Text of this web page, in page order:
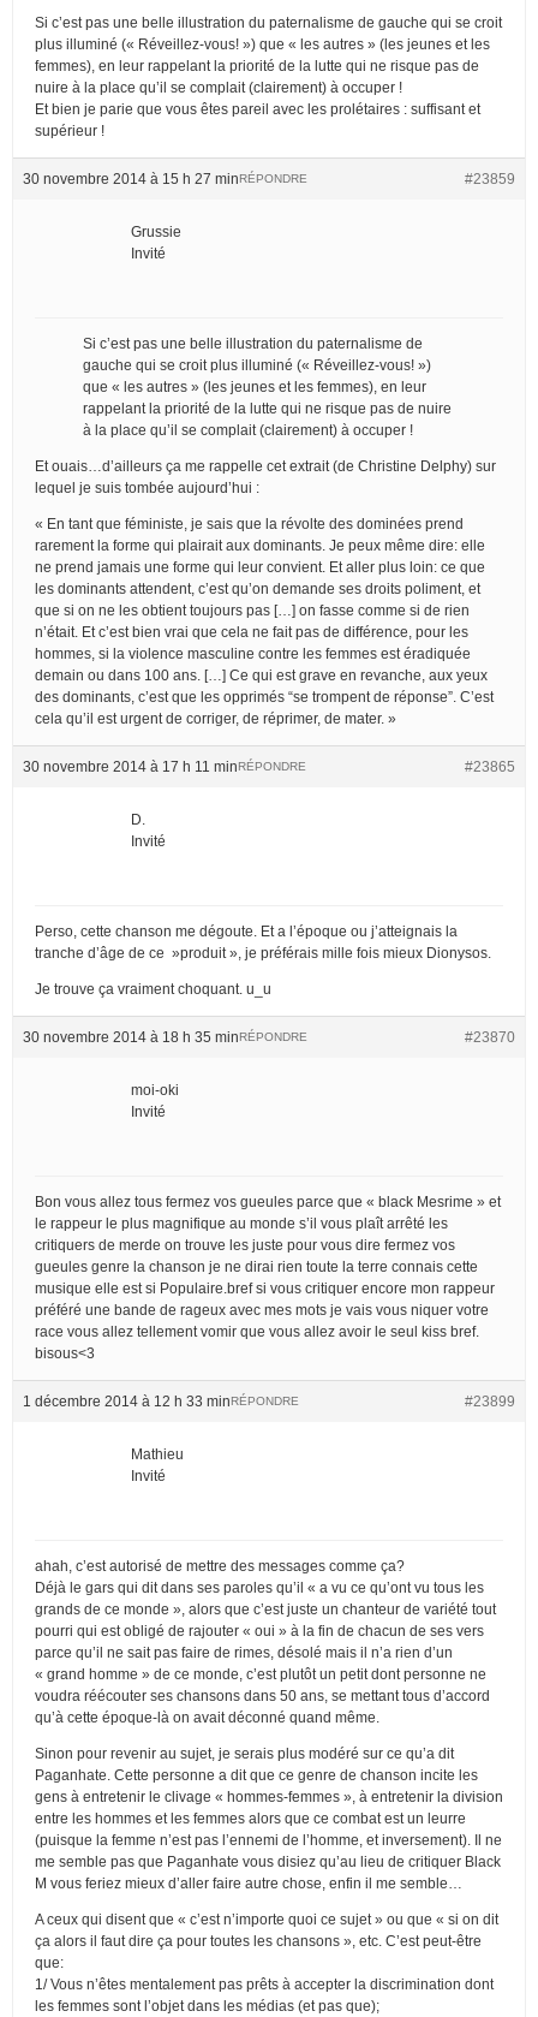
Si c’est pas une belle illustration du paternalisme de gauche qui se croit
plus illuminé (« Réveillez-vous! ») que « les autres » (les jeunes et les
femmes), en leur rappelant la priorité de la lutte qui ne risque pas de
nuire à la place qu’il se complait (clairement) à occuper !
Et bien je parie que vous êtes pareil avec les prolétaires : suffisant et
supérieur !
30 novembre 2014 à 15 h 27 min #23859
RÉPONDRE
Grussie
Invité
Si c’est pas une belle illustration du paternalisme de
gauche qui se croit plus illuminé (« Réveillez-vous! »)
que « les autres » (les jeunes et les femmes), en leur
rappelant la priorité de la lutte qui ne risque pas de nuire
à la place qu’il se complait (clairement) à occuper !
Et ouais…d’ailleurs ça me rappelle cet extrait (de Christine Delphy) sur
lequel je suis tombée aujourd’hui :
« En tant que féministe, je sais que la révolte des dominées prend
rarement la forme qui plairait aux dominants. Je peux même dire: elle
ne prend jamais une forme qui leur convient. Et aller plus loin: ce que
les dominants attendent, c’est qu’on demande ses droits poliment, et
que si on ne les obtient toujours pas […] on fasse comme si de rien
n’était. Et c’est bien vrai que cela ne fait pas de différence, pour les
hommes, si la violence masculine contre les femmes est éradiquée
demain ou dans 100 ans. […] Ce qui est grave en revanche, aux yeux
des dominants, c’est que les opprimés “se trompent de réponse”. C’est
cela qu’il est urgent de corriger, de réprimer, de mater. »
30 novembre 2014 à 17 h 11 min #23865
RÉPONDRE
D.
Invité
Perso, cette chanson me dégoute. Et a l’époque ou j’atteignais la
tranche d’âge de ce »produit », je préférais mille fois mieux Dionysos.
Je trouve ça vraiment choquant. u_u
30 novembre 2014 à 18 h 35 min #23870
RÉPONDRE
moi-oki
Invité
Bon vous allez tous fermez vos gueules parce que « black Mesrime » et
le rappeur le plus magnifique au monde s’il vous plaît arrêté les
critiquers de merde on trouve les juste pour vous dire fermez vos
gueules genre la chanson je ne dirai rien toute la terre connais cette
musique elle est si Populaire.bref si vous critiquer encore mon rappeur
préféré une bande de rageux avec mes mots je vais vous niquer votre
race vous allez tellement vomir que vous allez avoir le seul kiss bref.
bisous<3
1 décembre 2014 à 12 h 33 min #23899
RÉPONDRE
Mathieu
Invité
ahah, c’est autorisé de mettre des messages comme ça?
Déjà le gars qui dit dans ses paroles qu’il « a vu ce qu’ont vu tous les
grands de ce monde », alors que c’est juste un chanteur de variété tout
pourri qui est obligé de rajouter « oui » à la fin de chacun de ses vers
parce qu’il ne sait pas faire de rimes, désolé mais il n’a rien d’un
« grand homme » de ce monde, c’est plutôt un petit dont personne ne
voudra réécouter ses chansons dans 50 ans, se mettant tous d’accord
qu’à cette époque-là on avait déconné quand même.
Sinon pour revenir au sujet, je serais plus modéré sur ce qu’a dit
Paganhate. Cette personne a dit que ce genre de chanson incite les
gens à entretenir le clivage « hommes-femmes », à entretenir la division
entre les hommes et les femmes alors que ce combat est un leurre
(puisque la femme n’est pas l’ennemi de l’homme, et inversement). Il ne
me semble pas que Paganhate vous disiez qu’au lieu de critiquer Black
M vous feriez mieux d’aller faire autre chose, enfin il me semble…
A ceux qui disent que « c’est n’importe quoi ce sujet » ou que « si on dit
ça alors il faut dire ça pour toutes les chansons », etc. C’est peut-être
que:
1/ Vous n’êtes mentalement pas prêts à accepter la discrimination dont
les femmes sont l’objet dans les médias (et pas que);